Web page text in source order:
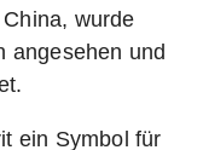
wurde
angesehen und
ein Symbol für